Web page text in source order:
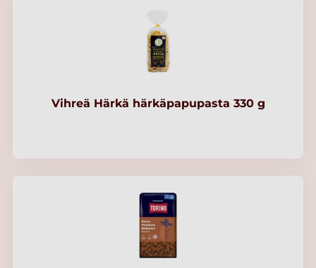
Vihreä Härkä härkäpapupasta 330 g